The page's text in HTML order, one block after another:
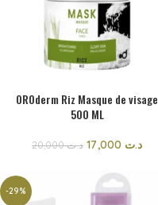
OROderm Riz Masque de visage
500 ML
د.ت20,000 د.ت
-29%